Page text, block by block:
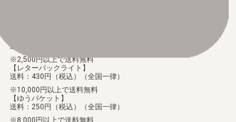
送料：100円（税込）（全国一律）
2,500円以上で送料無料
【レターパックライト】
送料：430円（税込）（全国一律）
10,000円以上で送料無料
【ゆうパケット】
送料：250円（税込）（全国一律）